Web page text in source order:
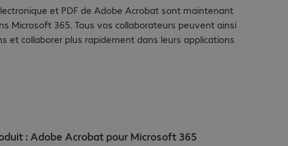
et PDF de Adobe Acrobat sont maintenant
Microsoft 365. Tous vos collaborateurs peuvent ainsi
et collaborer plus rapidement dans leurs applications
: Adobe Acrobat pour Microsoft 365